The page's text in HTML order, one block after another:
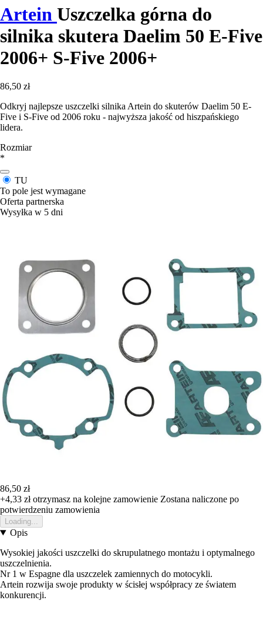
Artein Uszczelka górna do
silnika skutera Daelim 50 E-Five
2006+ S-Five 2006+
86,50 zł
Odkryj najlepsze uszczelki silnika Artein do skuterów Daelim 50 E-
Five i S-Five od 2006 roku - najwyższa jakość od hiszpańskiego
lidera.
Rozmiar
*
TU
To pole jest wymagane
Oferta partnerska
Wysyłka w 5 dni
86,50 zł
+4,33 złotrzymasz na kolejne zamowienie Zostana naliczone po
potwierdzeniu zamowienia
Loading...
Opis
Wysokiej jakości uszczelki do skrupulatnego montażu i optymalnego
uszczelnienia.
Nr 1 w Espagne dla uszczelek zamiennych do motocykli.
Artein rozwija swoje produkty w ścisłej współpracy ze światem
konkurencji.